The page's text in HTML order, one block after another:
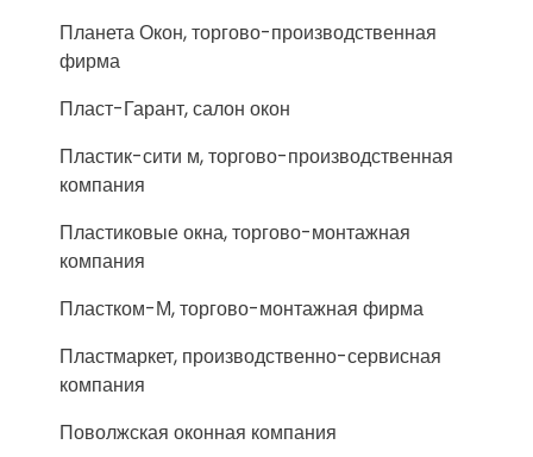
Планета Окон, торгово-производственная
фирма
Пласт-Гарант, салон окон
Пластик-сити м, торгово-производственная
компания
Пластиковые окна, торгово-монтажная
компания
Пластком-М, торгово-монтажная фирма
Пластмаркет, производственно-сервисная
компания
Поволжская оконная компания